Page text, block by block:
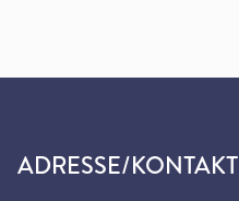
ADRESSE/KONTAKT